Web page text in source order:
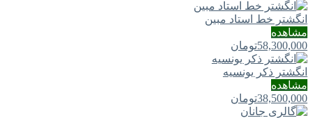
انگشتر خط استاد مبین
مشاهده
58,300,000تومان
انگشتر ذکر یونسیه
مشاهده
38,500,000تومان